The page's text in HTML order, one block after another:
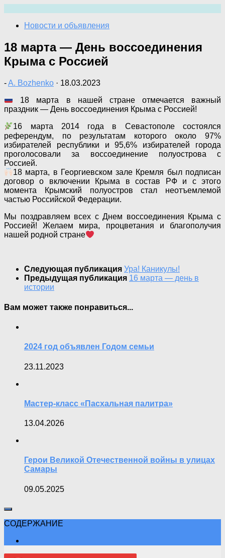
содержимому
Новости и объявления
18 марта — День воссоединения
Крыма с Россией
-A. Bozhenko · 18.03.2023
18 марта в нашей стране отмечается важный
праздник — День воссоединения Крыма с Россией!
16 марта 2014 года в Севастополе состоялся
референдум, по результатам которого около 97%
избирателей республики и 95,6% избирателей города
проголосовали за воссоединение полуострова с
Россией.
18 марта, в Георгиевском зале Кремля был подписан
договор о включении Крыма в состав РФ и с этого
момента Крымский полуостров стал неотъемлемой
частью Российской Федерации.
Мы поздравляем всех с Днем воссоединения Крыма с
Россией! Желаем мира, процветания и благополучия
нашей родной стране
Следующая публикация Ура! Каникулы!
Предыдущая публикация 16 марта — день в
истории
Вам может также понравиться...
2024 год объявлен Годом семьи
23.11.2023
Мастер-класс «Пасхальная палитра»
13.04.2026
Герои Великой Отечественной войны в улицах
Самары
09.05.2025
СОДЕРЖАНИЕ